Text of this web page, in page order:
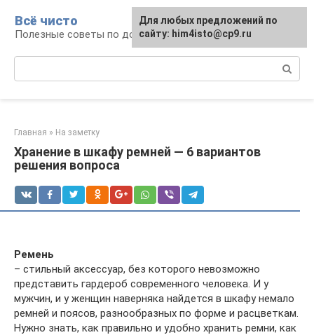
контенту
Всё чисто
Полезные советы по домоводству
Главная » На заметку
Хранение в шкафу ремней — 6 вариантов
решения вопроса
Ремень
– стильный аксессуар, без которого невозможно
представить гардероб современного человека. И у
мужчин, и у женщин наверняка найдется в шкафу немало
ремней и поясов, разнообразных по форме и расцветкам.
Нужно знать, как правильно и удобно хранить ремни, как
Для любых предложений по
сайту: him4isto@cp9.ru